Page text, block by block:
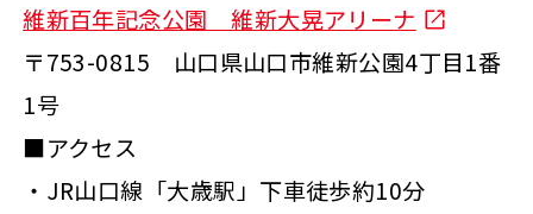
維新百年記念公園 維新大晃アリーナ
〒753-0815 山口県山口市維新公園4丁目1番
1号
■アクセス
・JR山口線「大歳駅」下車徒歩約10分